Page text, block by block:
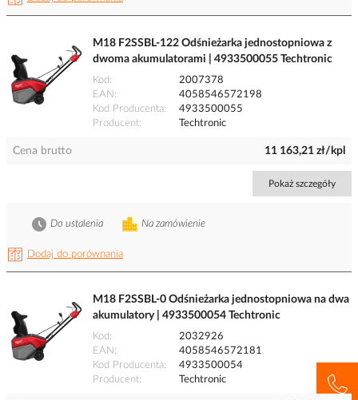
M18 F2SSBL-122 Odśnieżarka jednostopniowa z
dwoma akumulatorami | 4933500055 Techtronic
Kod
2007378
EAN
4058546572198
Kod Producenta
4933500055
Producent
Techtronic
Cena brutto 11 163,21 zł/kpl
Pokaż szczegóły
Dodaj do porównania
Na zamówienie
Do ustalenia
M18 F2SSBL-0 Odśnieżarka jednostopniowa na dwa
akumulatory | 4933500054 Techtronic
Kod
2032926
EAN
4058546572181
Kod Producenta
4933500054
Producent
Techtronic